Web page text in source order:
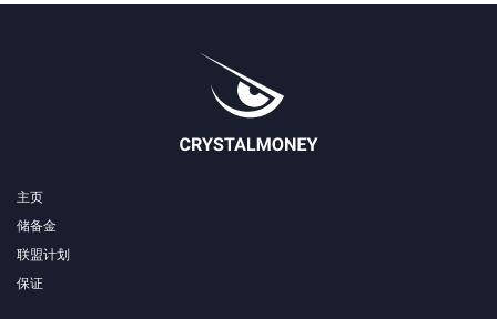
主页
储备金
联盟计划
保证